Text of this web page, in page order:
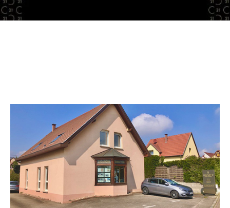
CENTURY 21 Kayser Immobilier
30 route d'Obernai
BISCHOFFSHEIM - 67870
Envoyer un message